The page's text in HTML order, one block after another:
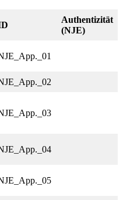
Authentizität
(NJE)